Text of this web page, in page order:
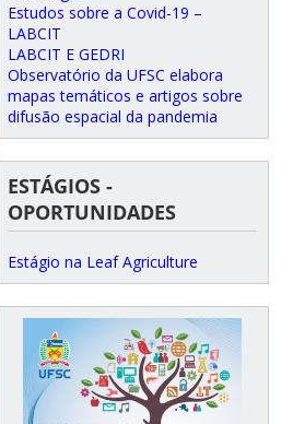
Estudos sobre a Covid-19 –
LABCIT
LABCIT E GEDRI
Observatório da UFSC elabora
mapas temáticos e artigos sobre
difusão espacial da pandemia
ESTÁGIOS -
OPORTUNIDADES
Estágio na Leaf Agriculture